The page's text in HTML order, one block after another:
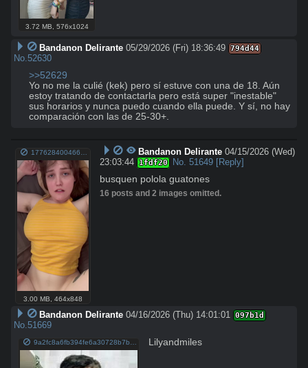
3.72 MB 576x1024
Bandanon Delirante 05/29/2026 (Fri) 18:36:49 794d44
No. 52630
>>52629
Yo no me la culié (kek) pero sí estuve con una de 18. Aún
estoy tratando de contactarla pero está super "inestable"
sus horarios y nunca puedo cuando ella puede. Y sí, no hay
comparación con las de 25-30+.
3.00 MB ,464x848
Bandanon Delirante 04/15/2026 (Wed)
23:03:44 1fdf20 No. 51649 [Reply]
busquen polola guatones
16 posts and 2 images omitted.
Bandanon Delirante 04/16/2026 (Thu) 14:01:01 097b1d
No.51669
9a2fc8a6fb394fe6a30728b7bc350821~tplv-jj85edgx6n-image-medium.jpeg Lilyandmiles